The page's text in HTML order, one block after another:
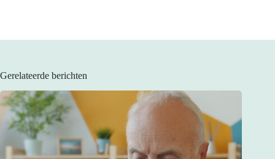
Gerelateerde berichten